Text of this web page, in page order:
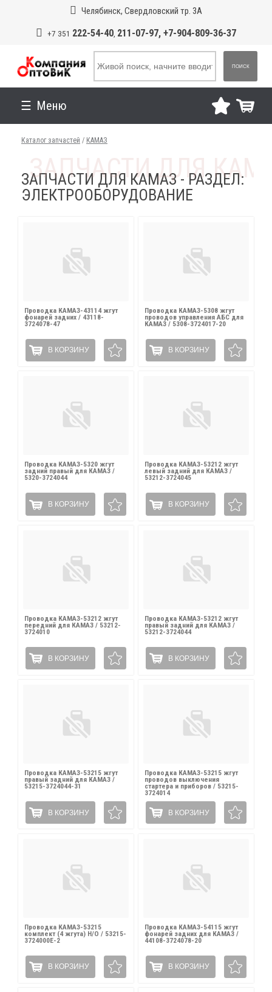
Челябинск, Свердловский тр. 3А
+7 351 222-54-40, 211-07-97, +7-904-809-36-37
ПОИСК
Меню
Каталог запчастей / КАМАЗ
ЗАПЧАСТИ ДЛЯ КАМАЗ - РАЗДЕЛ:
ЭЛЕКТРООБОРУДОВАНИЕ
Проводка КАМАЗ-43114 жгут
фонарей задних / 43118-
3724078-47
В КОРЗИНУ
Проводка КАМАЗ-5308 жгут
проводов управления АБС для
КАМАЗ / 5308-3724017-20
В КОРЗИНУ
Проводка КАМАЗ-5320 жгут
задний правый для КАМАЗ /
5320-3724044
В КОРЗИНУ
Проводка КАМАЗ-53212 жгут
левый задний для КАМАЗ /
53212-3724045
В КОРЗИНУ
Проводка КАМАЗ-53212 жгут
передний для КАМАЗ / 53212-
3724010
В КОРЗИНУ
Проводка КАМАЗ-53212 жгут
правый задний для КАМАЗ /
53212-3724044
В КОРЗИНУ
Проводка КАМАЗ-53215 жгут
правый задний для КАМАЗ /
53215-3724044-31
В КОРЗИНУ
Проводка КАМАЗ-53215 жгут
проводов выключения
стартера и приборов / 53215-
3724014
В КОРЗИНУ
Проводка КАМАЗ-53215
комплект (4 жгута) Н/О / 53215-
3724000Е-2
В КОРЗИНУ
Проводка КАМАЗ-54115 жгут
фонарей задних для КАМАЗ /
44108-3724078-20
В КОРЗИНУ